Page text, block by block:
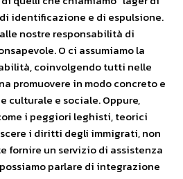
identificazione e di espulsione.
nostre responsabilità di
O ci assumiamo la
coinvolgendo tutti nelle
promuovere in modo concreto e
culturale e sociale. Oppure,
i peggiori leghisti, teorici
i diritti degli immigrati, non
fornire un servizio di assistenza
parlare di integrazione